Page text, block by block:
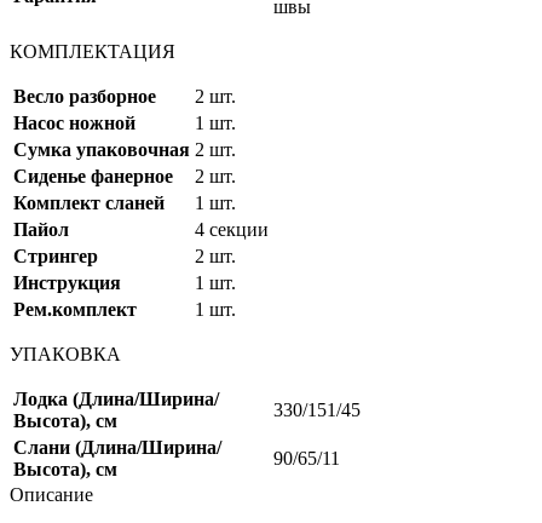
швы
КОМПЛЕКТАЦИЯ
Весло разборное
2 шт.
Насос ножной
1 шт.
Сумка упаковочная 2 шт.
Сиденье фанерное
2 шт.
Комплект сланей
1 шт.
Пайол
4 секции
Стрингер
2 шт.
Инструкция
1 шт.
Рем.комплект
1 шт.
УПАКОВКА
Лодка (Длина/Ширина/
Высота), см
330/151/45
Слани (Длина/Ширина/
Высота), см
90/65/11
Описание